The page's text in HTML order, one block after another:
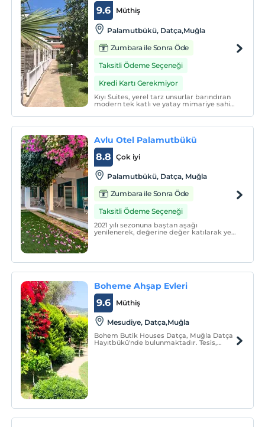
Müthiş
9.6
Palamutbükü, Datça,Muğla
Zumbara ile Sonra Öde
Taksitli Ödeme Seçeneği
Kredi Kartı Gerekmiyor
Kıyı Suites, yerel tarz unsurlar barındıran
modern tek katlı ve yatay mimariye sahip
vermektedir. Odalarımız bahçe ve doğa
manzarasına, restoranımız deniz
Avlu Otel Palamutbükü
Çok iyi
8.8
Palamutbükü, Datça, Muğla
Zumbara ile Sonra Öde
Taksitli Ödeme Seçeneği
2021 yılı sezonuna baştan aşağı
yenilenerek, değerine değer katılarak yeni
Boheme Ahşap Evleri
Müthiş
9.6
Mesudiye, Datça,Muğla
Bohem Butik Houses Datça, Muğla Datça
Hayıtbükü'nde bulunmaktadır. Tesis,